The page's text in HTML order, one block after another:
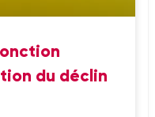
du déclin